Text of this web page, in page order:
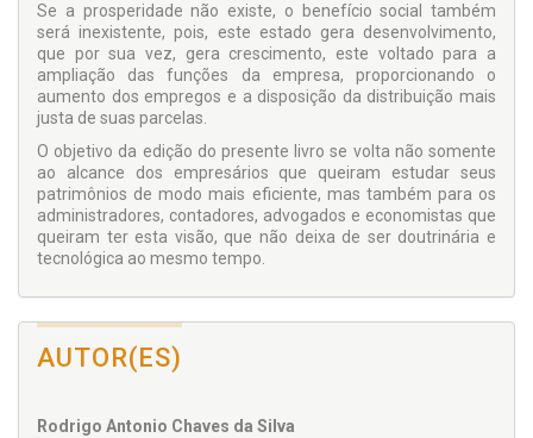
Se a prosperidade não existe, o benefício social também
será inexistente, pois, este estado gera desenvolvimento,
que por sua vez, gera crescimento, este voltado para a
ampliação das funções da empresa, proporcionando o
aumento dos empregos e a disposição da distribuição mais
justa de suas parcelas.
O objetivo da edição do presente livro se volta não somente
ao alcance dos empresários que queiram estudar seus
patrimônios de modo mais eficiente, mas também para os
administradores, contadores, advogados e economistas que
queiram ter esta visão, que não deixa de ser doutrinária e
tecnológica ao mesmo tempo.
AUTOR(ES)
Rodrigo Antonio Chaves da Silva